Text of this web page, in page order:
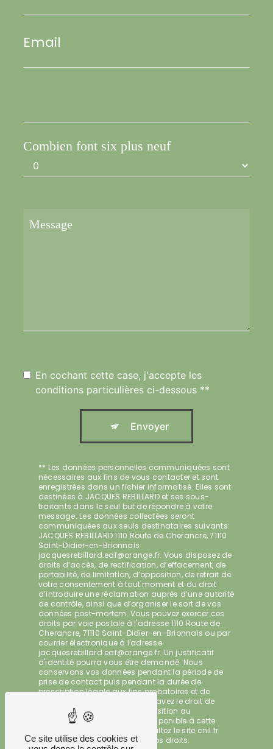
Email
Combien font six plus neuf
En cochant cette case, j'accepte les
conditions particulières ci-dessous **
Envoyer
** Les données personnelles communiquées sont
nécessaires aux fins de vous contacter et sont
enregistrées dans un fichier informatisé. Elles sont
destinées à JACQUES REBILLARD et ses sous-
traitants dans le seul but de répondre à votre
message. Les données collectées seront
communiquées aux seuls destinataires suivants:
JACQUES REBILLARD 1110 Route de Cherancre, 71110
Saint-Didier-en-Brionnais
jacquesrebillard.eaf@orange.fr. Vous disposez de
droits d’accès, de rectification, d’effacement, de
portabilité, de limitation, d’opposition, de retrait de
votre consentement à tout moment et du droit
d’introduire une réclamation auprès d’une autorité
de contrôle, ainsi que d’organiser le sort de vos
données post-mortem. Vous pouvez exercer ces
droits par voie postale à l'adresse 1110 Route de
Cherancre, 71110 Saint-Didier-en-Brionnais ou par
courrier électronique à l'adresse
jacquesrebillard.eaf@orange.fr. Un justificatif
d'identité pourra vous être demandé. Nous
conservons vos données pendant la période de
prise de contact puis pendant la durée de
prescription légale aux fins probatoires et de
gestion des contentieux. Vous avez le droit de
vous inscrire sur la liste d'opposition au
démarchage téléphonique, disponible à cette
. Consultez le site cnil.fr
pour plus d’informations sur vos droits.
Ce site utilise des cookies et